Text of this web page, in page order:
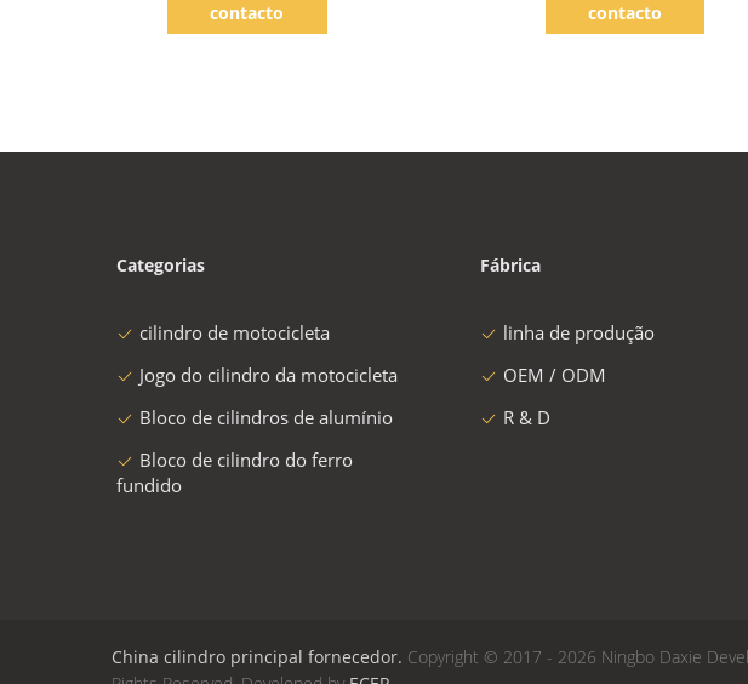
contacto
contacto
Categorias
cilindro de motocicleta
Jogo do cilindro da motocicleta
Bloco de cilindros de alumínio
Bloco de cilindro do ferro
fundido
Fábrica
linha de produção
OEM / ODM
R & D
China cilindro principal fornecedor. Copyright © 2017 - 2026 Ningbo Daxie